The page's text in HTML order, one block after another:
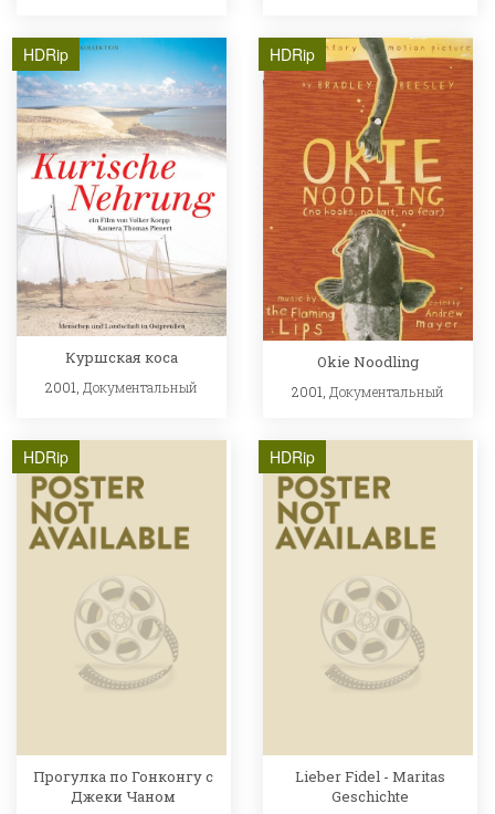
HDRip
Куршская коса
2001, Документальный
HDRip
Okie Noodling
2001,Документальный
HDRip
Прогулка по Гонконгу с
Джеки Чаном
HDRip
Lieber Fidel - Maritas
Geschichte